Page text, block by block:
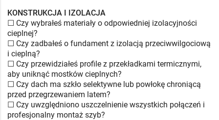
KONSTRUKCJA I IZOLACJA
☐ Czy wybrałeś materiały o odpowiedniej izolacyjności
cieplnej?
☐ Czy zadbałeś o fundament z izolacją przeciwwilgociową
i cieplną?
☐ Czy przewidziałeś profile z przekładkami termicznymi,
aby uniknąć mostków cieplnych?
☐ Czy dach ma szkło selektywne lub powłokę chroniącą
przed przegrzewaniem latem?
☐ Czy uwzględniono uszczelnienie wszystkich połączeń i
profesjonalny montaż szyb?